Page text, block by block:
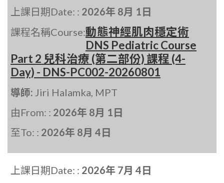
上課日期Date: : 2026年 8月 1日
課程名稱Course:動態神經肌肉穩定術
DNS Pediatric Course
Part 2 兒科治療 (第二部份) 課程 (4-
Day) - DNS-PC002-20260801
導師: Jiri Halamka, MPT
由From: : 2026年 8月 1日
至To: : 2026年 8月 4日
上課日期Date: : 2026年 7月 4日